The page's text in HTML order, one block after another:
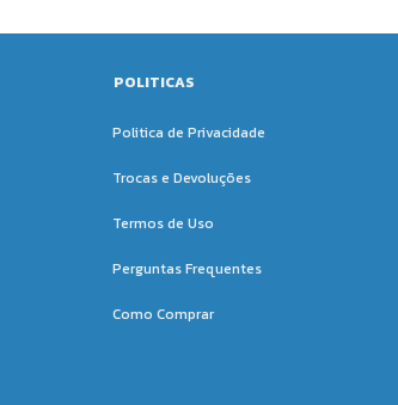
POLITICAS
Politica de Privacidade
Trocas e Devoluções
Termos de Uso
Perguntas Frequentes
Como Comprar